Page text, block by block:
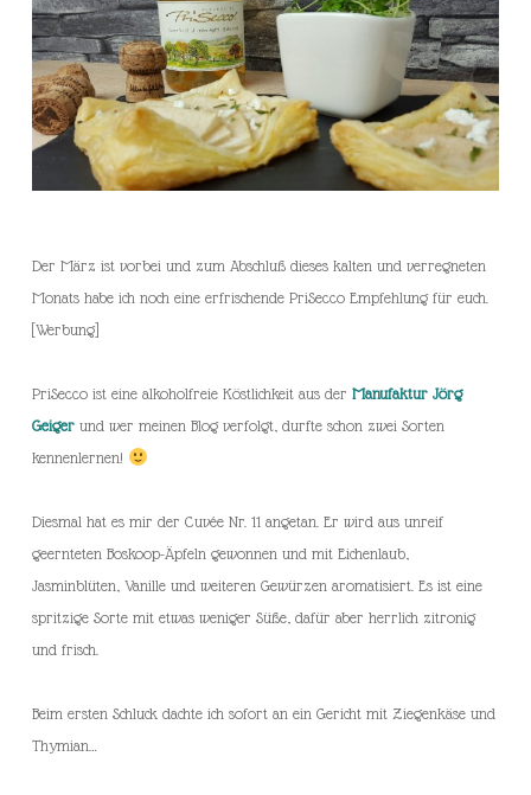
Der März ist vorbei und zum Abschluß dieses kalten und verregneten
Monats habe ich noch eine erfrischende PriSecco Empfehlung für euch.
[Werbung]
PriSecco ist eine alkoholfreie Köstlichkeit aus der Manufaktur Jörg
Geiger und wer meinen Blog verfolgt, durfte schon zwei Sorten
kennenlernen!
Diesmal hat es mir der Cuvée Nr. 11 angetan. Er wird aus unreif
geernteten Boskoop-Äpfeln gewonnen und mit Eichenlaub,
Jasminblüten, Vanille und weiteren Gewürzen aromatisiert. Es ist eine
spritzige Sorte mit etwas weniger Süße, dafür aber herrlich zitronig
und frisch.
Beim ersten Schluck dachte ich sofort an ein Gericht mit Ziegenkäse und
Thymian…